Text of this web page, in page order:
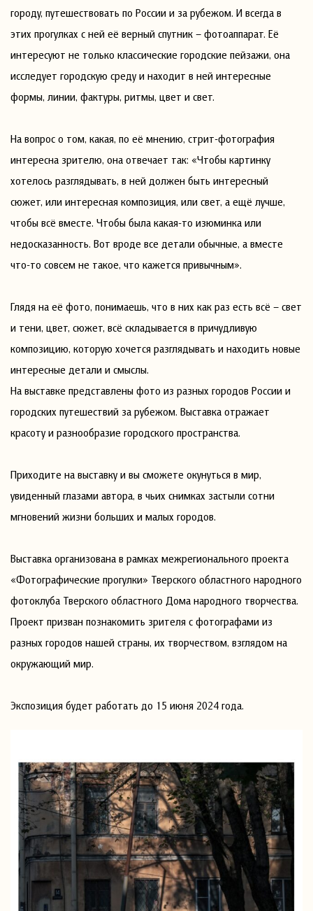
городу, путешествовать по России и за рубежом. И всегда в
этих прогулках с ней её верный спутник – фотоаппарат. Её
интересуют не только классические городские пейзажи, она
исследует городскую среду и находит в ней интересные
формы, линии, фактуры, ритмы, цвет и свет.
На вопрос о том, какая, по её мнению, стрит-фотография
интересна зрителю, она отвечает так: «Чтобы картинку
хотелось разглядывать, в ней должен быть интересный
сюжет, или интересная композиция, или свет, а ещё лучше,
чтобы всё вместе. Чтобы была какая-то изюминка или
недосказанность. Вот вроде все детали обычные, а вместе
что-то совсем не такое, что кажется привычным».
Глядя на её фото, понимаешь, что в них как раз есть всё – свет
и тени, цвет, сюжет, всё складывается в причудливую
композицию, которую хочется разглядывать и находить новые
интересные детали и смыслы.
На выставке представлены фото из разных городов России и
городских путешествий за рубежом. Выставка отражает
красоту и разнообразие городского пространства.
Приходите на выставку и вы сможете окунуться в мир,
увиденный глазами автора, в чьих снимках застыли сотни
мгновений жизни больших и малых городов.
Выставка организована в рамках межрегионального проекта
«Фотографические прогулки» Тверского областного народного
фотоклуба Тверского областного Дома народного творчества.
Проект призван познакомить зрителя с фотографами из
разных городов нашей страны, их творчеством, взглядом на
окружающий мир.
Экспозиция будет работать до 15 июня 2024 года.